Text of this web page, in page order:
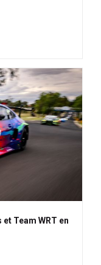
Team WRT en